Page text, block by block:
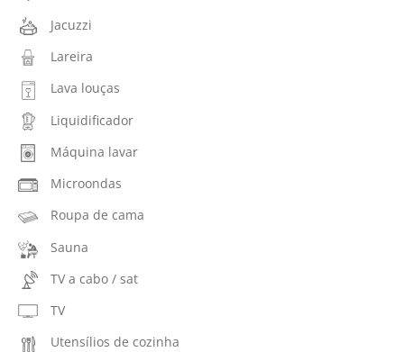
Jacuzzi
Lareira
Lava louças
Liquidificador
Máquina lavar
Microondas
Roupa de cama
Sauna
TV a cabo / sat
TV
Utensílios de cozinha